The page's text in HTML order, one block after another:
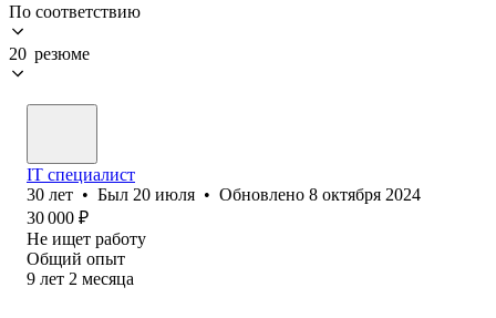
По соответствию
20 резюме
IT специалист
30 лет • Был 20 июля • Обновлено 8 октября 2024
30 000 ₽
Не ищет работу
Общий опыт
9 лет 2 месяца